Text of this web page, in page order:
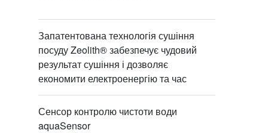
Запатентована технологія сушіння
посуду Zeolith® забезпечує чудовий
результат сушіння і дозволяє
економити електроенергію та час
Сенсор контролю чистоти води
aquaSensor